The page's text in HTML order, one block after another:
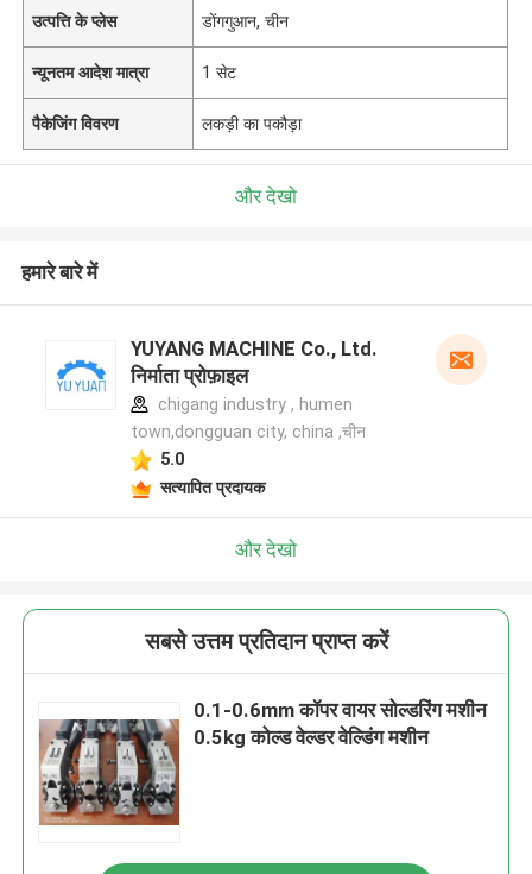
उत्पत्ति के प्लेस डोंगगुआन, चीन
न्यूनतम आदेश मात्रा 1 सेट
पैकेजिंग विवरण लकड़ी का पकौड़ा
और देखो
हमारे बारे में
YUYANG MACHINE Co., Ltd.
निर्माता प्रोफ़ाइल
chigang industry , humen
town,dongguan city, china ,चीन
5.0
सत्यापित प्रदायक
और देखो
सबसे उत्तम प्रतिदान प्राप्त करें
0.1-0.6mm कॉपर वायर सोल्डरिंग मशीन
0.5kg कोल्ड वेल्डर वेल्डिंग मशीन